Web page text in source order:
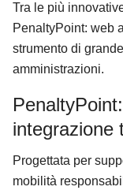
Search
for:
Tra le più
PenaltyPoint: web
strumento di
amministrazioni.
integrazione
Progettata per
mobilità